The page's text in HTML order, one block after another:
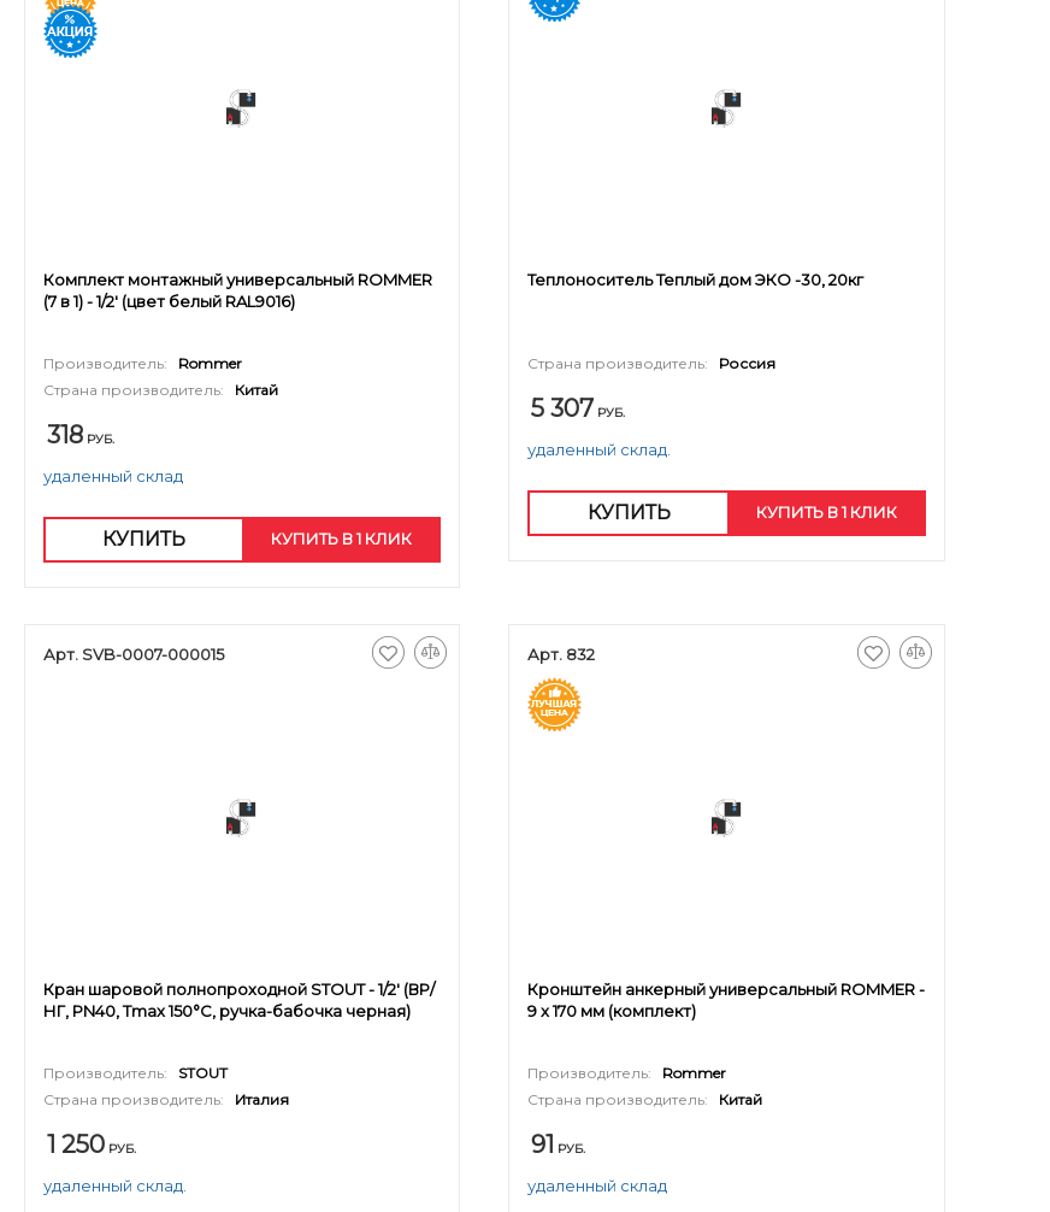
Комплект монтажный универсальный ROMMER
(7 в 1) - 1/2' (цвет белый RAL9016)
Производитель:
Rommer
Страна производитель:
Китай
318 РУБ.
удаленный склад
КУПИТЬ КУПИТЬ В 1 КЛИК
Теплоноситель Теплый дом ЭКО -30, 20кг
Страна производитель: Россия
5 307 РУБ.
удаленный склад.
КУПИТЬ КУПИТЬ В 1 КЛИК
Арт. SVB-0007-000015
Кран шаровой полнопроходной STOUT - 1/2' (ВР/
НГ, PN40, Tmax 150°С, ручка-бабочка черная)
Производитель:
STOUT
Страна производитель:
Италия
1 250 РУБ.
удаленный склад.
Арт. 832
Кронштейн анкерный универсальный ROMMER -
9 x 170 мм (комплект)
Производитель:
Rommer
Страна производитель:
Китай
91 РУБ.
удаленный склад